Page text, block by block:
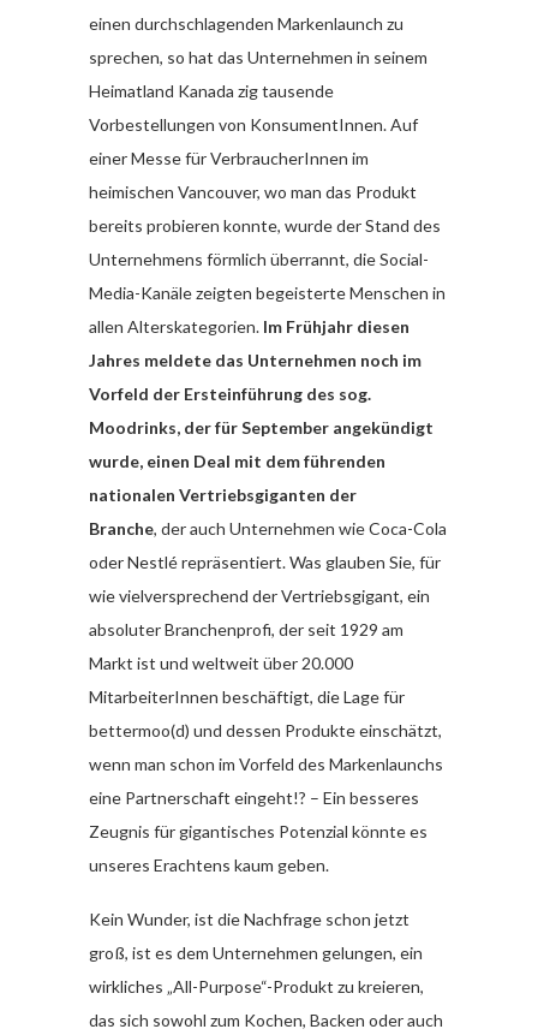
einen durchschlagenden Markenlaunch zu
sprechen, so hat das Unternehmen in seinem
Heimatland Kanada zig tausende
Vorbestellungen von KonsumentInnen. Auf
einer Messe für VerbraucherInnen im
heimischen Vancouver, wo man das Produkt
bereits probieren konnte, wurde der Stand des
Unternehmens förmlich überrannt, die Social-
Media-Kanäle zeigten begeisterte Menschen in
allen Alterskategorien. Im Frühjahr diesen
Jahres meldete das Unternehmen noch im
Vorfeld der Ersteinführung des sog.
Moodrinks, der für September angekündigt
wurde, einen Deal mit dem führenden
nationalen Vertriebsgiganten der
Branche, der auch Unternehmen wie Coca-Cola
oder Nestlé repräsentiert. Was glauben Sie, für
wie vielversprechend der Vertriebsgigant, ein
absoluter Branchenprofi, der seit 1929 am
Markt ist und weltweit über 20.000
MitarbeiterInnen beschäftigt, die Lage für
bettermoo(d) und dessen Produkte einschätzt,
wenn man schon im Vorfeld des Markenlaunchs
eine Partnerschaft eingeht!? – Ein besseres
Zeugnis für gigantisches Potenzial könnte es
unseres Erachtens kaum geben.
Kein Wunder, ist die Nachfrage schon jetzt
groß, ist es dem Unternehmen gelungen, ein
wirkliches „All-Purpose“-Produkt zu kreieren,
das sich sowohl zum Kochen, Backen oder auch